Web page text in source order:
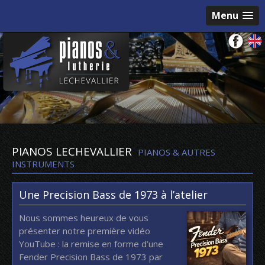
Menu
PIANOS LECHEVALLIER PIANOS & AUTRES
INSTRUMENTS
Une Precision Bass de 1973 à l’atelier
Nous sommes heureux de vous
présenter notre première vidéo
YouTube : la remise en forme d’une
Fender Precision Bass de 1973 par